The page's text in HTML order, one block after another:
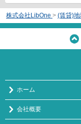
株式会社LibOne > (賃貸)
ホーム
会社概要